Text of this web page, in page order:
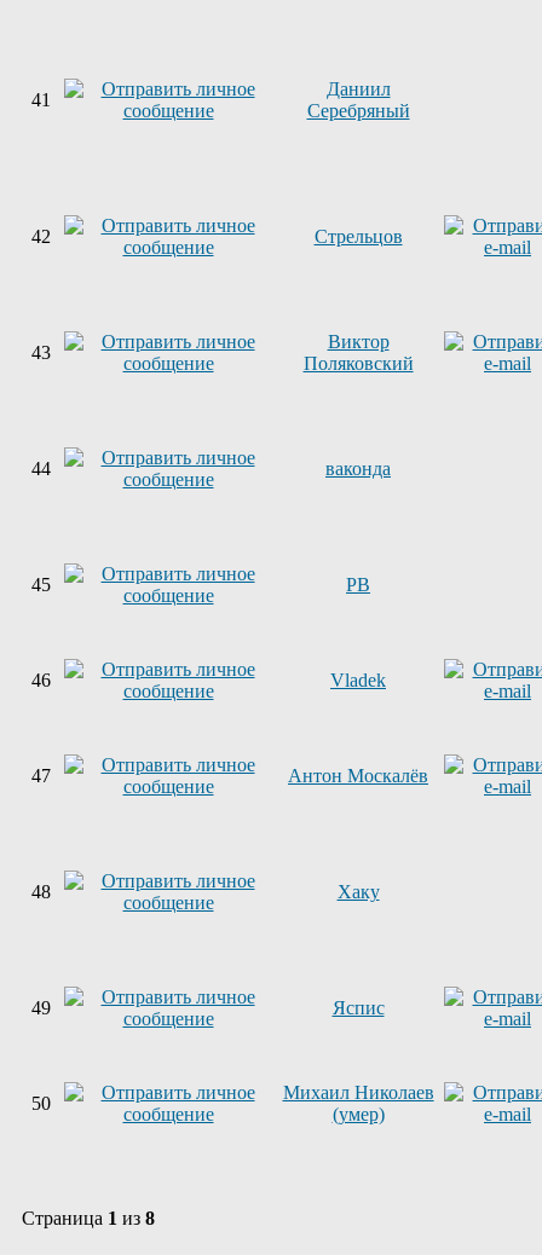
41
Даниил
Серебряный
42 Стрельцов
43
Виктор
Поляковский
44 ваконда
45 PB
46 Vladek
47 Антон Москалёв
48 Хаку
49 Яспис
50
Михаил Николаев
(умер)
Страница 1 из 8